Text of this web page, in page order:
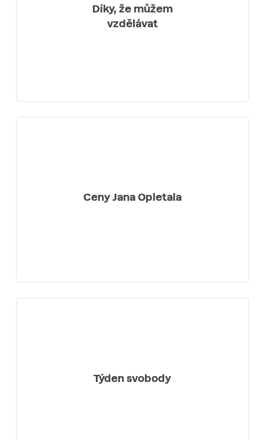
Díky, že můžem
vzdělávat
Ceny Jana Opletala
Týden svobody